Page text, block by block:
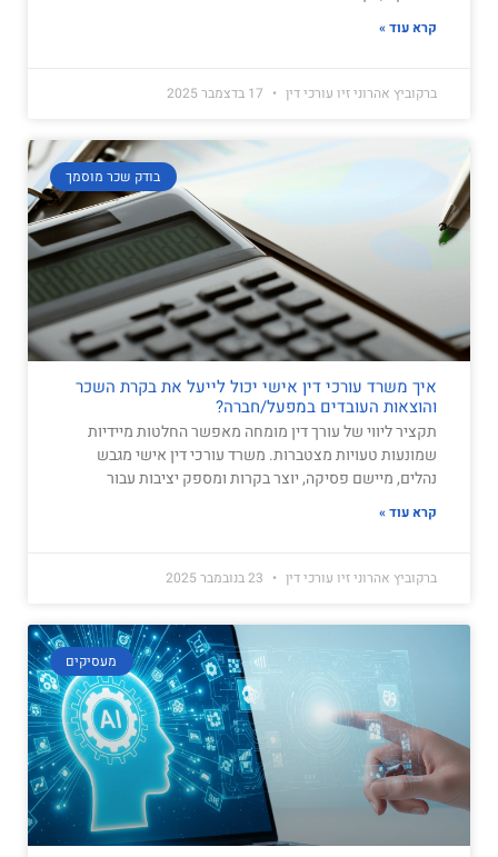
קרא עוד »
ברקוביץ אהרוני זיו עורכי דין
בודק שכר מוסמך
איך משרד עורכי דין אישי יכול לייעל את בקרת השכר
והוצאות העובדים במפעל/חברה?
תקציר ליווי של עורך דין מומחה מאפשר החלטות מיידיות
שמונעות טעויות מצטברות. משרד עורכי דין אישי מגבש
נהלים, מיישם פסיקה, יוצר בקרות ומספק יציבות עבור
קרא עוד »
ברקוביץ אהרוני זיו עורכי דין
מעסיקים